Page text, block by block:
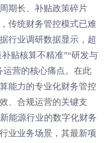
期长、补贴政策碎片
传统财务管控模式已难
行业调研数据显示，超
贴核算不精准”“研发与
运营的核心痛点。在此
能力的专业化财务管控
、合规运营的关键支
能源行业的数字化财务
业业务场景，其最新项